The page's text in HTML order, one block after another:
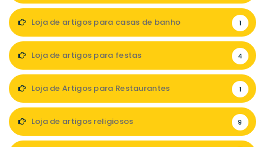
Loja de artigos para casas de banho 1
Loja de artigos para festas 4
Loja de Artigos para Restaurantes 1
Loja de artigos religiosos 9